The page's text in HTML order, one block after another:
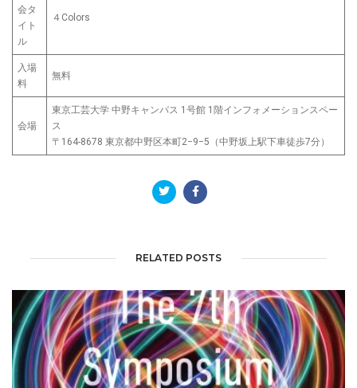
会タ
イト
ル
４Colors
入場
料
無料
会場
東京工芸大学 中野キャンパス 1号館 1階インフォメーションスペー
ス
〒164-8678 東京都中野区本町2−9−5（中野坂上駅下車徒歩7分）
RELATED POSTS